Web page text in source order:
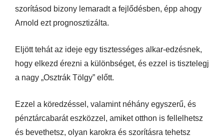
szorításod bizony lemaradt a fejlődésben, épp ahogy
Arnold ezt prognosztizálta.
Eljött tehát az ideje egy tisztességes alkar-edzésnek,
hogy elkezd érezni a különbséget, és ezzel is tisztelegj
a nagy „Osztrák Tölgy” előtt.
Ezzel a köredzéssel, valamint néhány egyszerű, és
pénztárcabarát eszközzel, amiket otthon is fellelhetsz
és bevethetsz, olyan karokra és szorításra tehetsz